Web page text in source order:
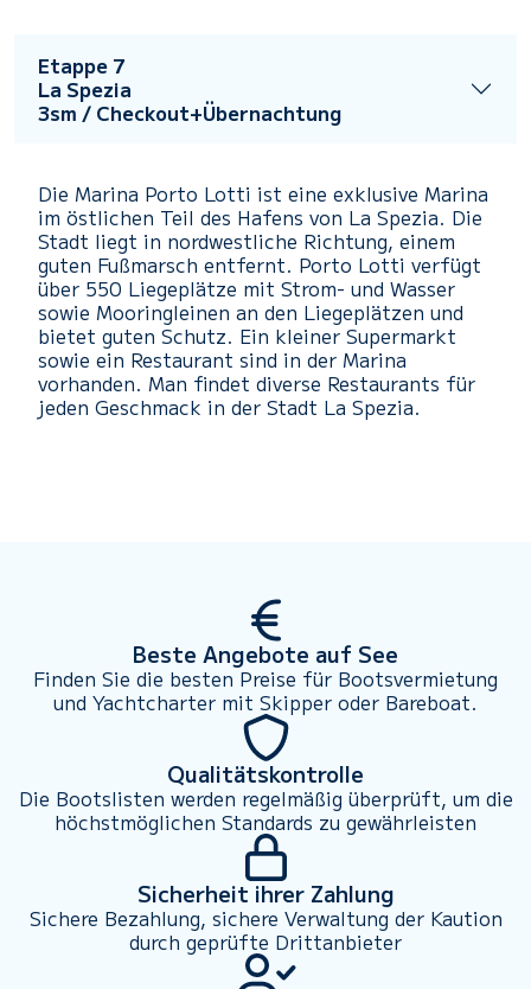
Etappe 7
La Spezia
3sm / Checkout+Übernachtung
Die Marina Porto Lotti ist eine exklusive Marina
im östlichen Teil des Hafens von La Spezia. Die
Stadt liegt in nordwestliche Richtung, einem
guten Fußmarsch entfernt. Porto Lotti verfügt
über 550 Liegeplätze mit Strom- und Wasser
sowie Mooringleinen an den Liegeplätzen und
bietet guten Schutz. Ein kleiner Supermarkt
sowie ein Restaurant sind in der Marina
vorhanden. Man findet diverse Restaurants für
jeden Geschmack in der Stadt La Spezia.
Beste Angebote auf See
Finden Sie die besten Preise für Bootsvermietung
und Yachtcharter mit Skipper oder Bareboat.
Qualitätskontrolle
Die Bootslisten werden regelmäßig überprüft, um die
höchstmöglichen Standards zu gewährleisten
Sicherheit ihrer Zahlung
Sichere Bezahlung, sichere Verwaltung der Kaution
durch geprüfte Drittanbieter